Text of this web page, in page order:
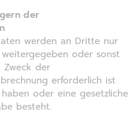
der
werden an Dritte nur
oder sonst
Zweck der
erforderlich ist
oder eine gesetzliche
besteht.